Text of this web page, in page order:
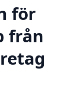
för
från